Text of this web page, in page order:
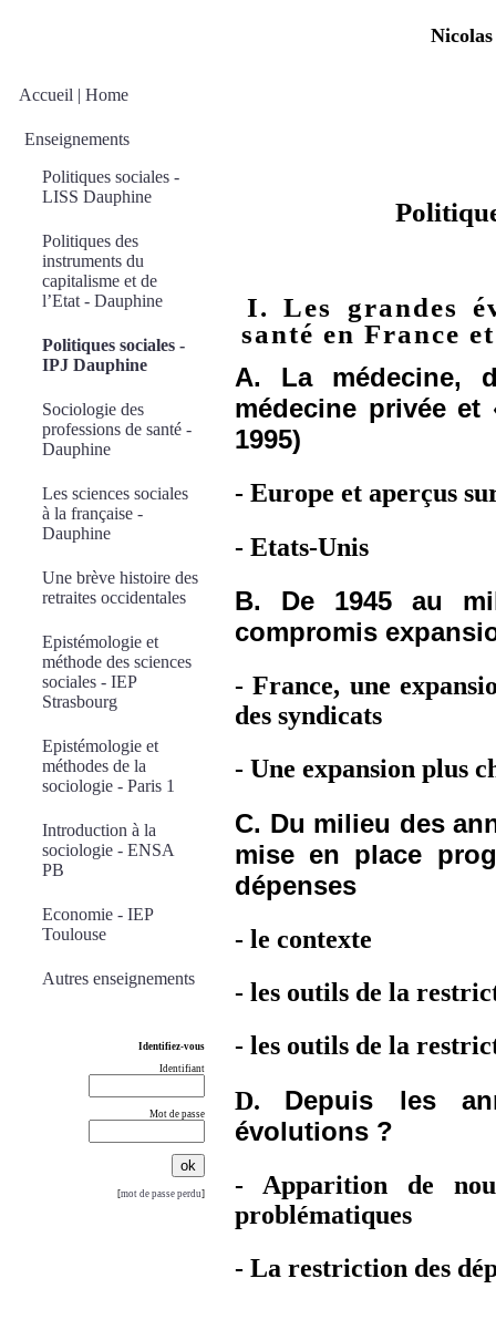
Accueil | Home
Enseignements
Politiques sociales -
LISS Dauphine
Politiques des
instruments du
capitalisme et de
l’Etat - Dauphine
Politiques sociales -
IPJ Dauphine
Sociologie des
professions de santé -
Dauphine
Les sciences sociales
à la française -
Dauphine
Une brève histoire des
retraites occidentales
Epistémologie et
méthode des sciences
sociales - IEP
Strasbourg
Epistémologie et
méthodes de la
sociologie - Paris 1
Introduction à la
sociologie - ENSA
PB
Economie - IEP
Toulouse
Autres enseignements
Identifiez-vous
Identifiant
Mot de passe
[mot de passe perdu]
I. Les grandes
santé en France
A. La médecine,
médecine privée et
1995)
- Europe et aperçus
- Etats-Unis
B. De 1945 au
compromis
- France, une
des syndicats
- Une expansion plus
C. Du milieu des
mise en place
dépenses
- le contexte
- les outils de la
- les outils de la
D. Depuis les
évolutions ?
- Apparition de
problématiques
- La restriction des